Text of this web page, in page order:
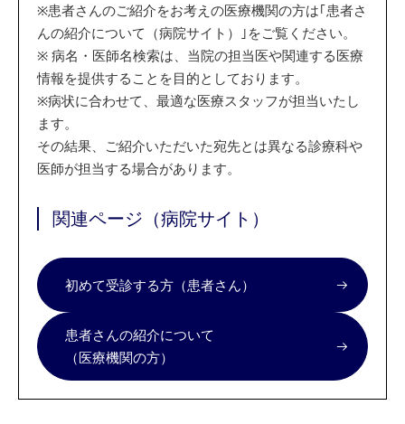
※患者さんのご紹介をお考えの医療機関の方は｢患者さ
んの紹介について（病院サイト）｣をご覧ください。
※ 病名・医師名検索は、当院の担当医や関連する医療
情報を提供することを目的としております。
※病状に合わせて、最適な医療スタッフが担当いたし
ます。
その結果、ご紹介いただいた宛先とは異なる診療科や
医師が担当する場合があります。
関連ページ（病院サイト）
初めて受診する方（患者さん）
患者さんの紹介について
（医療機関の方）